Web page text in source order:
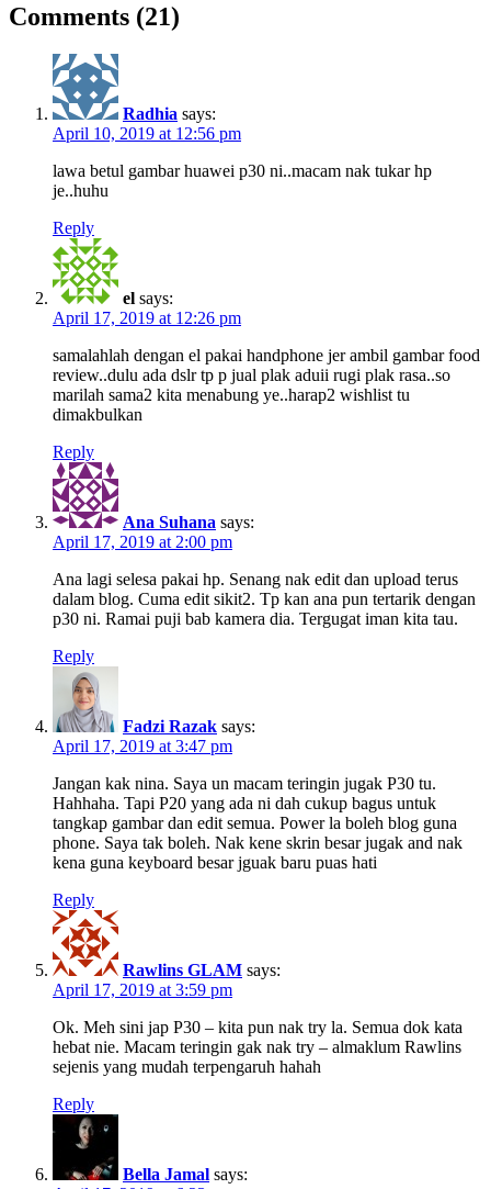
Comments (21)
Radhia says:
April 10, 2019 at 12:56 pm
lawa betul gambar huawei p30 ni..macam nak tukar hp
je..huhu
Reply
el says:
April 17, 2019 at 12:26 pm
samalahlah dengan el pakai handphone jer ambil gambar food
review..dulu ada dslr tp p jual plak aduii rugi plak rasa..so
marilah sama2 kita menabung ye..harap2 wishlist tu
dimakbulkan
Reply
Ana Suhana says:
April 17, 2019 at 2:00 pm
Ana lagi selesa pakai hp. Senang nak edit dan upload terus
dalam blog. Cuma edit sikit2. Tp kan ana pun tertarik dengan
p30 ni. Ramai puji bab kamera dia. Tergugat iman kita tau.
Reply
Fadzi Razak says:
April 17, 2019 at 3:47 pm
Jangan kak nina. Saya un macam teringin jugak P30 tu.
Hahhaha. Tapi P20 yang ada ni dah cukup bagus untuk
tangkap gambar dan edit semua. Power la boleh blog guna
phone. Saya tak boleh. Nak kene skrin besar jugak and nak
kena guna keyboard besar jguak baru puas hati
Reply
Rawlins GLAM says:
April 17, 2019 at 3:59 pm
Ok. Meh sini jap P30 – kita pun nak try la. Semua dok kata
hebat nie. Macam teringin gak nak try – almaklum Rawlins
sejenis yang mudah terpengaruh hahah
Reply
Bella Jamal says: